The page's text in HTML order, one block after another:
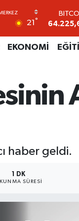
21 °
EURO
55,0317
GRAM
EKONOMİ
haber geldi.
1 DK
SÜRESI